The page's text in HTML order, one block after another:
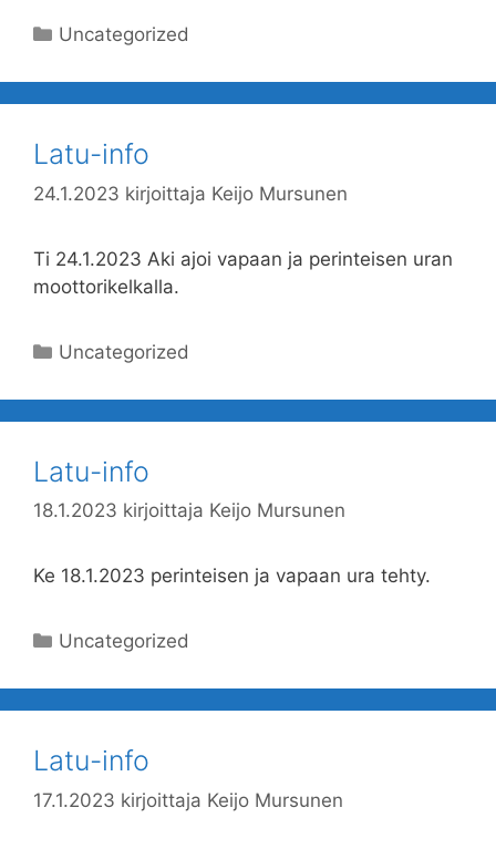
Kategoriat
Uncategorized
Latu-info
24.1.2023 kirjoittaja Keijo Mursunen
Ti 24.1.2023 Aki ajoi vapaan ja perinteisen uran
moottorikelkalla.
Kategoriat
Uncategorized
Latu-info
18.1.2023 kirjoittaja Keijo Mursunen
Ke 18.1.2023 perinteisen ja vapaan ura tehty.
Kategoriat
Uncategorized
Latu-info
17.1.2023 kirjoittaja Keijo Mursunen